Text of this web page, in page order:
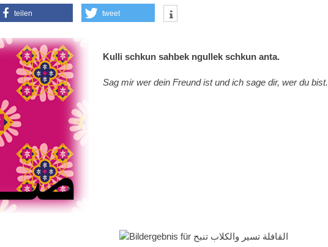
teilen tweet
Kulli schkun sahbek ngullek schkun anta.
Sag mir wer dein Freund ist und ich sage dir, wer du bist.